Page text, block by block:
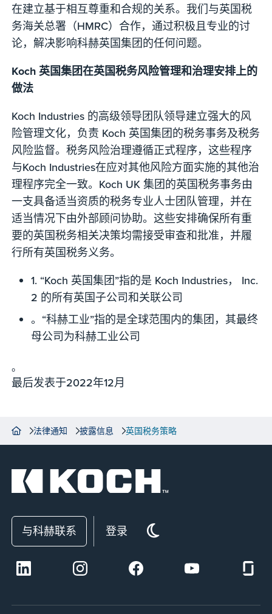
在建立基于相互尊重和合规的关系。我们与英国税
务海关总署（HMRC）合作，通过积极且专业的讨
论，解决影响科赫英国集团的任何问题。
Koch 英国集团在英国税务风险管理和治理安排上的
做法
Koch Industries 的高级领导团队领导建立强大的风
险管理文化，负责 Koch 英国集团的税务事务及税务
风险监督。税务风险治理遵循正式程序，这些程序
与Koch Industries在应对其他风险方面实施的其他治
理程序完全一致。Koch UK 集团的英国税务事务由
一支具备适当资质的税务专业人士团队管理，并在
适当情况下由外部顾问协助。这些安排确保所有重
要的英国税务相关决策均需接受审查和批准，并履
行所有英国税务义务。
1. “Koch 英国集团”指的是 Koch Industries， Inc.
2 的所有英国子公司和关联公司
。“科赫工业”指的是全球范围内的集团，其最终
母公司为科赫工业公司
。
最后发表于2022年12月
法律通知 披露信息 英国税务策略
与科赫联系 登录